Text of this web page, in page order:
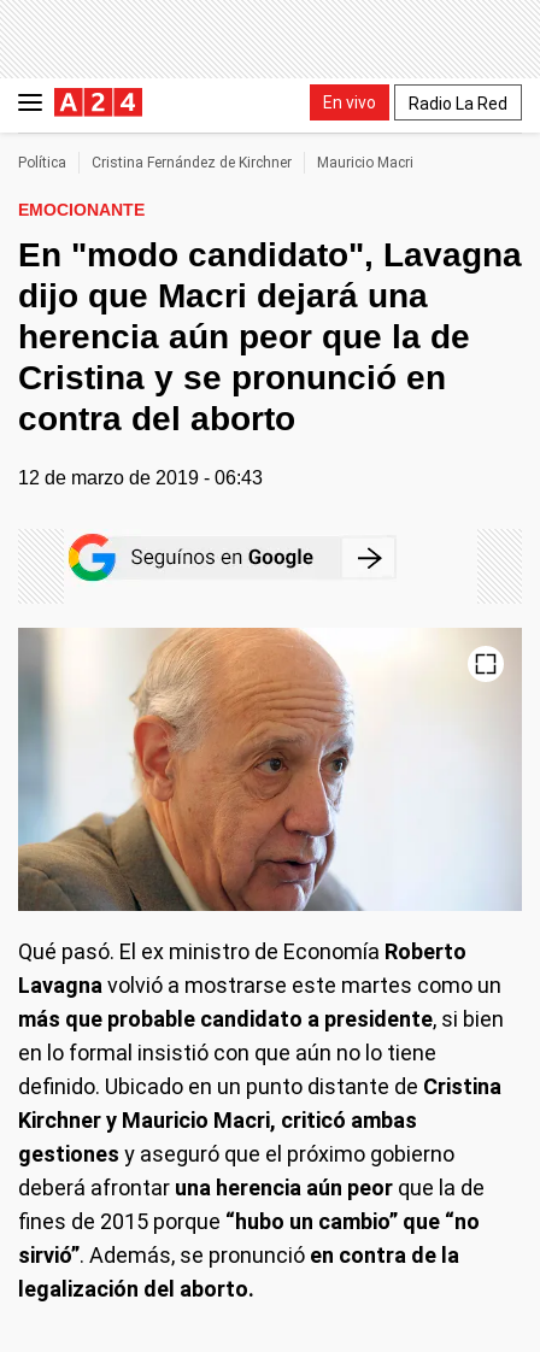
En vivo Radio La Red
Política Cristina Fernández de Kirchner Mauricio Macri
EMOCIONANTE
En "modo candidato", Lavagna
dijo que Macri dejará una
herencia aún peor que la de
Cristina y se pronunció en
contra del aborto
12 de marzo de 2019 - 06:43
Qué pasó. El ex ministro de Economía Roberto
Lavagnavolvió a mostrarse este martes como un
más que probable candidato a presidente, si bien
en lo formal insistió con que aún no lo tiene
definido. Ubicado en un punto distante de Cristina
Kirchner y Mauricio Macri, criticó ambas
gestiones y aseguró que el próximo gobierno
deberá afrontar una herencia aún peor que la de
fines de 2015 porque “hubo un cambio” que “no
sirvió”. Además, se pronunció en contra de la
legalización del aborto.